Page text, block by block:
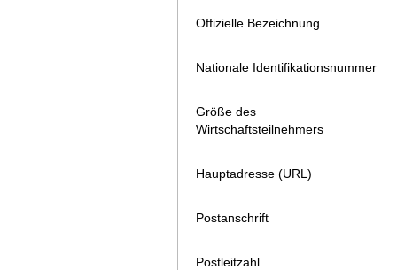
Offizielle Bezeichnung
Nationale Identifikationsnummer
Größe des
Wirtschaftsteilnehmers
Hauptadresse (URL)
Postanschrift
Postleitzahl